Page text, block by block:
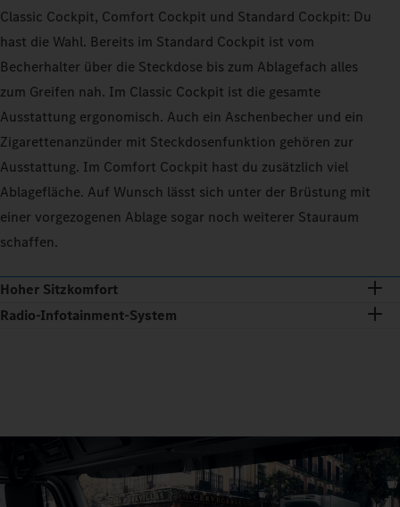
Classic Cockpit, Comfort Cockpit und Standard Cockpit: Du
hast die Wahl. Bereits im Standard Cockpit ist vom
Becherhalter über die Steckdose bis zum Ablagefach alles
zum Greifen nah. Im Classic Cockpit ist die gesamte
Ausstattung ergonomisch. Auch ein Aschenbecher und ein
Zigarettenanzünder mit Steckdosenfunktion gehören zur
Ausstattung. Im Comfort Cockpit hast du zusätzlich viel
Ablagefläche. Auf Wunsch lässt sich unter der Brüstung mit
einer vorgezogenen Ablage sogar noch weiterer Stauraum
schaffen.
Hoher Sitzkomfort
Radio-Infotainment-System